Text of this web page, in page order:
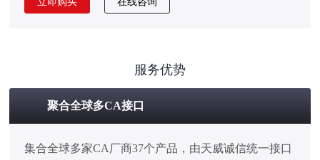
服务优势
聚合全球多CA接口
集合全球多家CA厂商37个产品，由天威诚信统一接口